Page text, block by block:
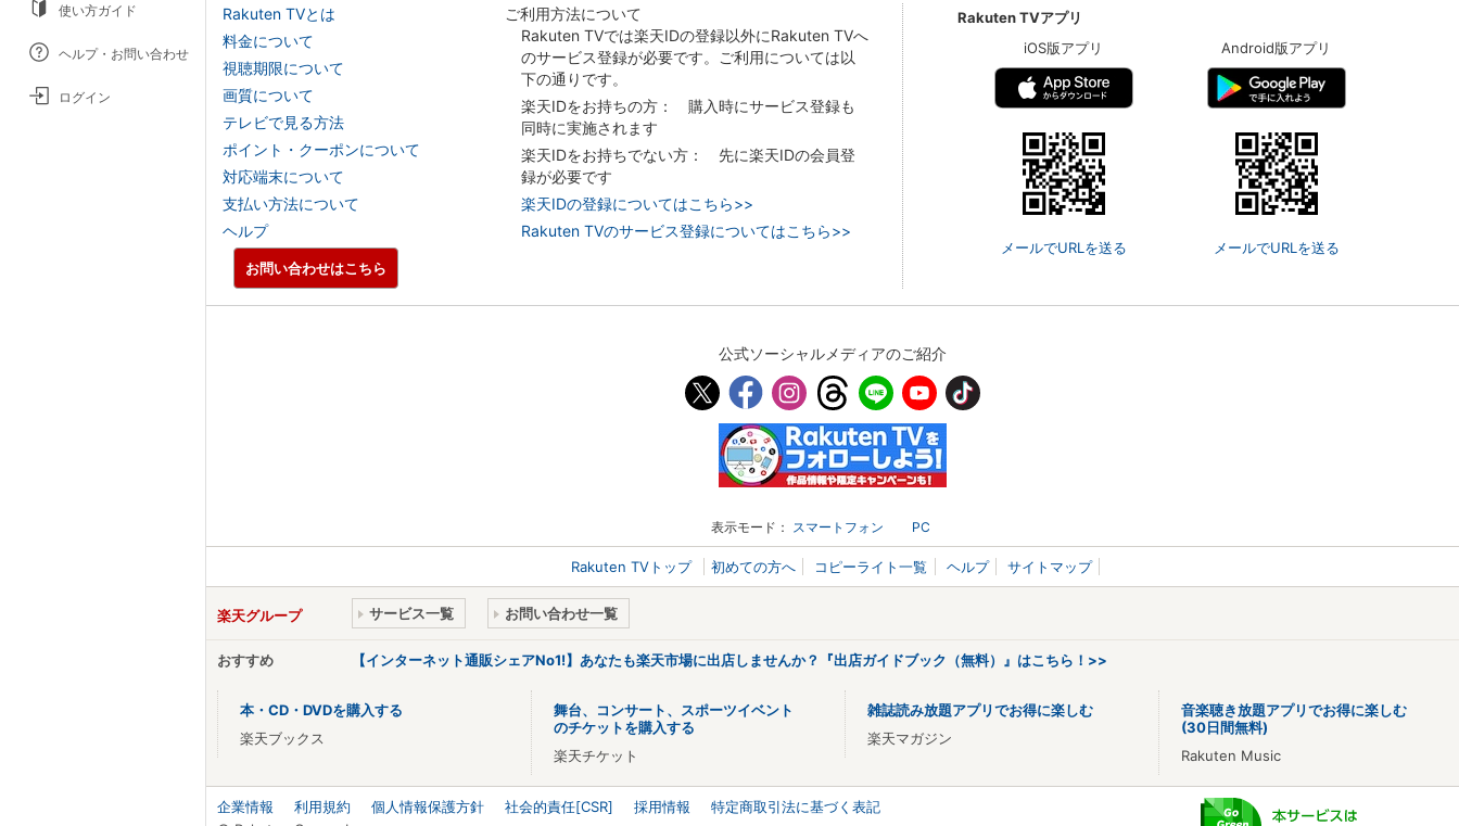
使い方ガイド
ヘルプ・お問い合わせ
ログイン
Rakuten TVとは
料金について
視聴期限について
画質について
テレビで見る方法
ポイント・クーポンについて
対応端末について
支払い方法について
ヘルプ
ご利用方法について
Rakuten TVでは楽天IDの登録以外にRakuten TVへ
のサービス登録が必要です。ご利用については以
下の通りです。
楽天IDをお持ちの方： 購入時にサービス登録も
同時に実施されます
楽天IDをお持ちでない方： 先に楽天IDの会員登
録が必要です
楽天IDの登録についてはこちら>>
Rakuten TVのサービス登録についてはこちら>>
Rakuten TVアプリ
iOS版アプリ
メールでURLを送る
Android版アプリ
メールでURLを送る
お問い合わせはこちら
公式ソーシャルメディアのご紹介
表示モード： スマートフォン PC
Rakuten TVトップ 初めての方へ コピーライト一覧 ヘルプ サイトマップ
楽天グループ サービス一覧 お問い合わせ一覧
おすすめ 【インターネット通販シェアNo1!】あなたも楽天市場に出店しませんか？『出店ガイドブック（無料）』はこちら！>>
本・CD・DVDを購入する
楽天ブックス
舞台、コンサート、スポーツイベント
のチケットを購入する
楽天チケット
雑誌読み放題アプリでお得に楽しむ
楽天マガジン
音楽聴き放題アプリでお得に楽しむ
(30日間無料)
Rakuten Music
企業情報 利用規約 個人情報保護方針 社会的責任[CSR] 採用情報
特定商取引法に基づく表記